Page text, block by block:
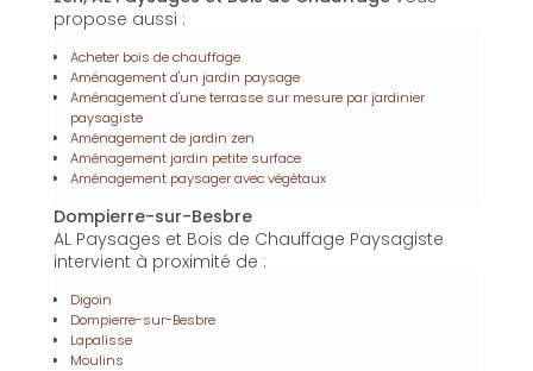
propose aussi :
Acheter bois de chauffage
Aménagement d'un jardin paysage
Aménagement d'une terrasse sur mesure par jardinier
paysagiste
Aménagement de jardin zen
Aménagement jardin petite surface
Aménagement paysager avec végétaux
Dompierre-sur-Besbre
AL Paysages et Bois de Chauffage Paysagiste
intervient à proximité de :
Digoin
Dompierre-sur-Besbre
Lapalisse
Moulins